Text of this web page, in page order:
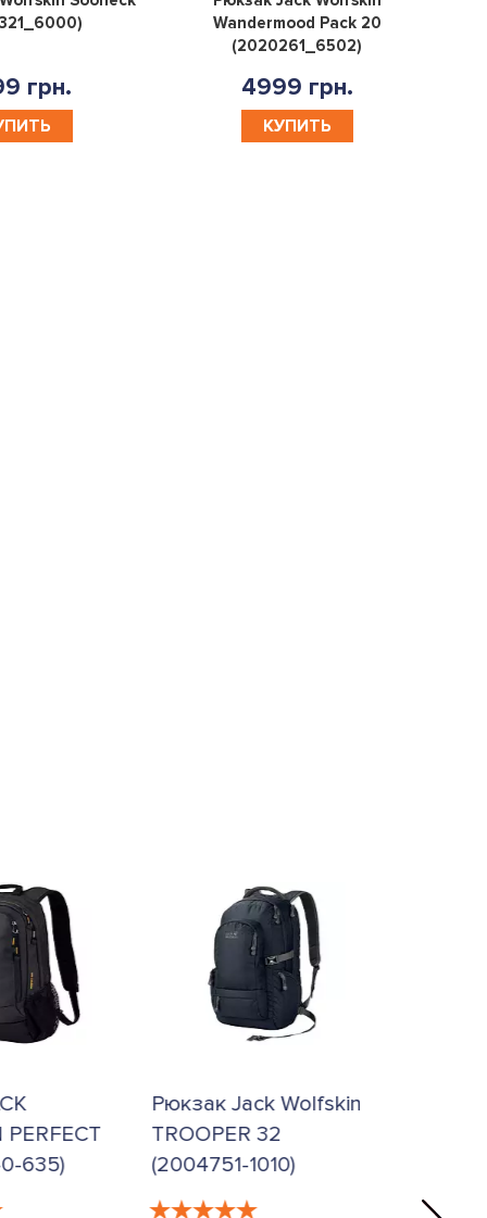
грн.
Wandermood Pack 20
(2020261_6502)
4999 грн.
КУПИТЬ
PERFECT
635)
Рюкзак Jack Wolfskin
TROOPER 32
(2004751-1010)